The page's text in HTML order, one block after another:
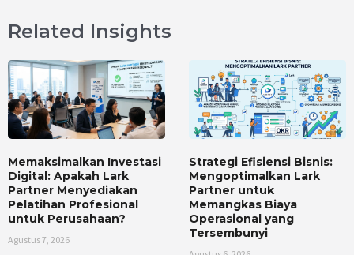
Related Insights
Memaksimalkan Investasi
Digital: Apakah Lark
Partner Menyediakan
Pelatihan Profesional
untuk Perusahaan?
Agustus 7, 2026
Strategi Efisiensi Bisnis:
Mengoptimalkan Lark
Partner untuk
Memangkas Biaya
Operasional yang
Tersembunyi